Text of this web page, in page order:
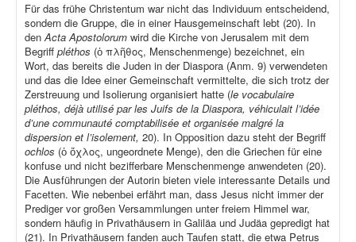
Für das frühe Christentum war nicht das Individuum entscheidend,
sondern die Gruppe, die in einer Hausgemeinschaft lebt (20). In
denActa Apostolorum wird die Kirche von Jerusalem mit dem
Begriff pléthos (ὁ πλῆθος, Menschenmenge) bezeichnet, ein
Wort, das bereits die Juden in der Diaspora (Anm. 9) verwendeten
und das die Idee einer Gemeinschaft vermittelte, die sich trotz der
Zerstreuung und Isolierung organisiert hatte (le vocabulaire
pléthos, déjà utilisé par les Juifs de la Diaspora, véhiculait l’idée
d’une communauté comptabilisée et organisée malgré la
dispersion et l’isolement, 20). In Opposition dazu steht der Begriff
ochlos (ὁ ὄχλος, ungeordnete Menge), den die Griechen für eine
konfuse und nicht bezifferbare Menschenmenge anwendeten (20).
Die Ausführungen der Autorin bieten viele interessante Details und
Facetten. Wie nebenbei erfährt man, dass Jesus nicht immer der
Prediger vor großen Versammlungen unter freiem Himmel war,
sondern häufig in Privathäusern in Galiläa und Judäa gepredigt hat
(21). In Privathäusern fanden auch Taufen statt, die etwa Petrus